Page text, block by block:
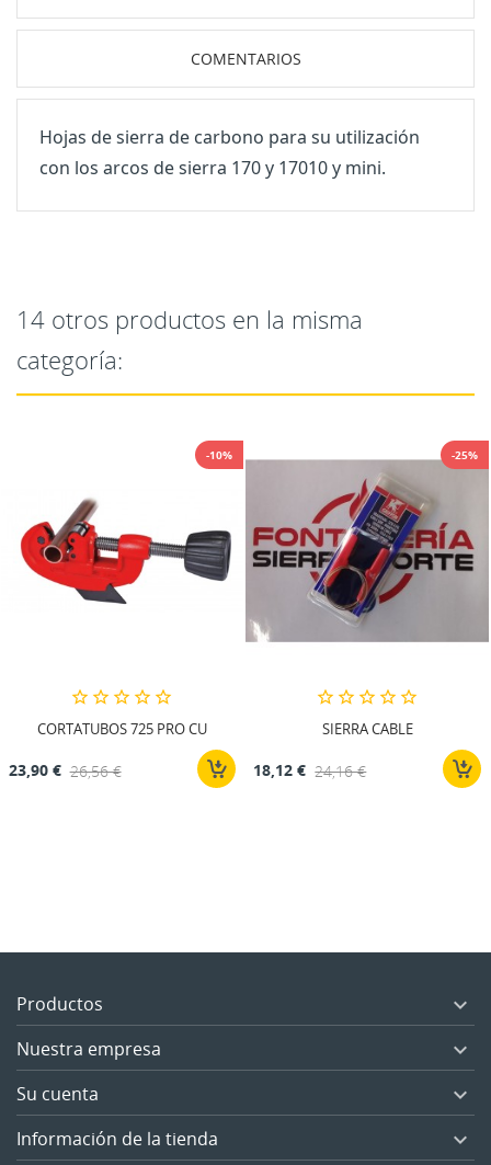
COMENTARIOS
Hojas de sierra de carbono para su utilización
con los arcos de sierra 170 y 17010 y mini.
14 otros productos en la misma
categoría:
-10%
CORTATUBOS 725 PRO CU
23,90 € 26,56 €
-25%
SIERRA CABLE
18,12 € 24,16 €
Productos 
Nuestra empresa 
Su cuenta 
Información de la tienda 